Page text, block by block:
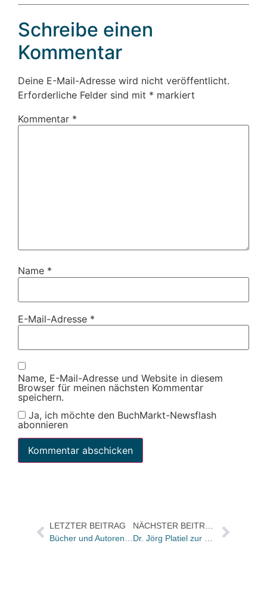
Schreibe einen
Kommentar
Deine E-Mail-Adresse wird nicht veröffentlicht.
Erforderliche Felder sind mit * markiert
Kommentar *
Name *
E-Mail-Adresse *
Name, E-Mail-Adresse und Website in diesem
Browser für meinen nächsten Kommentar
speichern.
Ja, ich möchte den BuchMarkt-Newsflash
abonnieren
LETZTER BEITRAG